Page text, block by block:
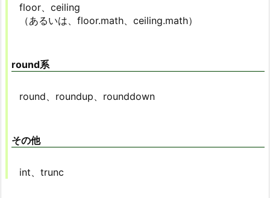
floor、ceiling
（あるいは、floor.math、ceiling.math）
round系
round、roundup、rounddown
その他
int、trunc